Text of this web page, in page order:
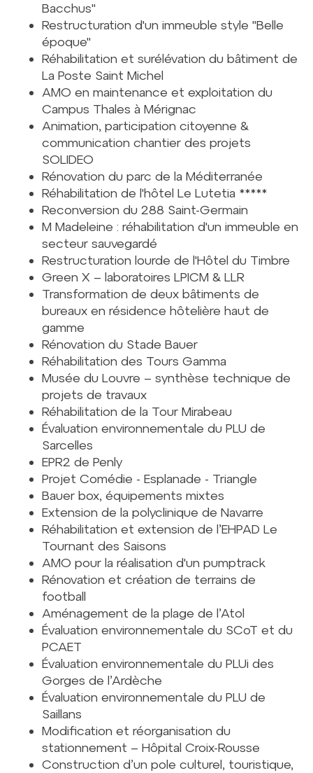
Bacchus"
Restructuration d'un immeuble style "Belle
époque"
Réhabilitation et surélévation du bâtiment de
La Poste Saint Michel
AMO en maintenance et exploitation du
Campus Thales à Mérignac
Animation, participation citoyenne &
communication chantier des projets
SOLIDEO
Rénovation du parc de la Méditerranée
Réhabilitation de l'hôtel Le Lutetia *****
Reconversion du 288 Saint-Germain
M Madeleine : réhabilitation d'un immeuble en
secteur sauvegardé
Restructuration lourde de l'Hôtel du Timbre
Green X – laboratoires LPICM & LLR
Transformation de deux bâtiments de
bureaux en résidence hôtelière haut de
gamme
Rénovation du Stade Bauer
Réhabilitation des Tours Gamma
Musée du Louvre – synthèse technique de
projets de travaux
Réhabilitation de la Tour Mirabeau
Évaluation environnementale du PLU de
Sarcelles
EPR2 de Penly
Projet Comédie - Esplanade - Triangle
Bauer box, équipements mixtes
Extension de la polyclinique de Navarre
Réhabilitation et extension de l’EHPAD Le
Tournant des Saisons
AMO pour la réalisation d'un pumptrack
Rénovation et création de terrains de
football
Aménagement de la plage de l’Atol
Évaluation environnementale du SCoT et du
PCAET
Évaluation environnementale du PLUi des
Gorges de l’Ardèche
Évaluation environnementale du PLU de
Saillans
Modification et réorganisation du
stationnement – Hôpital Croix-Rousse
Construction d’un pole culturel, touristique,